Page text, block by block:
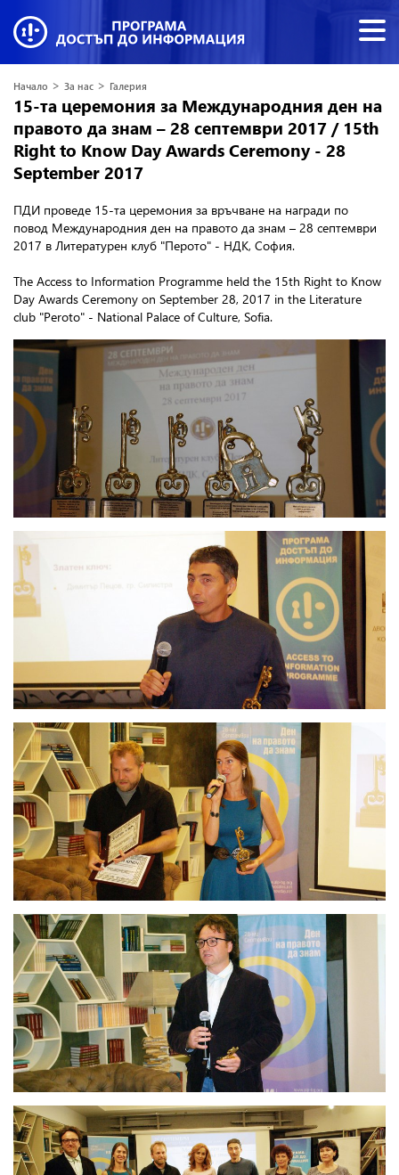
Начало > За нас > Галерия
15-та церемония за Международния ден на
правото да знам – 28 септември 2017 / 15th
Right to Know Day Awards Ceremony - 28
September 2017
ПДИ проведе 15-та церемония за връчване на награди по
повод Международния ден на правото да знам – 28 септември
2017 в Литературен клуб "Перото" - НДК, София.
The Access to Information Programme held the 15th Right to Know
Day Awards Ceremony on September 28, 2017 in the Literature
club "Peroto" - National Palace of Culture, Sofia.